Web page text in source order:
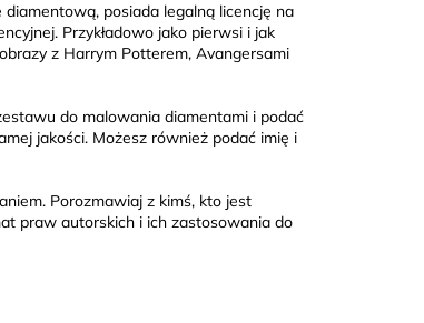
posiada legalną licencję na
Przykładowo jako pierwsi i jak
z Harrym Potterem, Avangersami
do malowania diamentami i podać
jakości. Możesz również podać imię i
Porozmawiaj z kimś, kto jest
praw autorskich i ich zastosowania do